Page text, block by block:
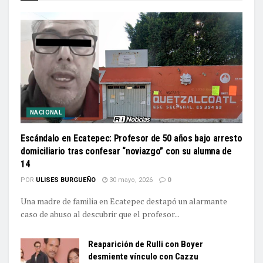
NACIONAL
Escándalo en Ecatepec: Profesor de 50 años bajo arresto
domiciliario tras confesar “noviazgo” con su alumna de
14
POR ULISES BURGUEÑO 30 mayo, 2026 0
Una madre de familia en Ecatepec destapó un alarmante
caso de abuso al descubrir que el profesor...
Reaparición de Rulli con Boyer
desmiente vínculo con Cazzu